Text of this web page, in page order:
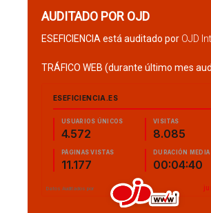
AUDITADO POR OJD
ESEFICIENCIA está auditado por OJD
TRÁFICO WEB (durante último mes